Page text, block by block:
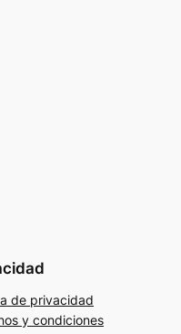
de privacidad
y condiciones